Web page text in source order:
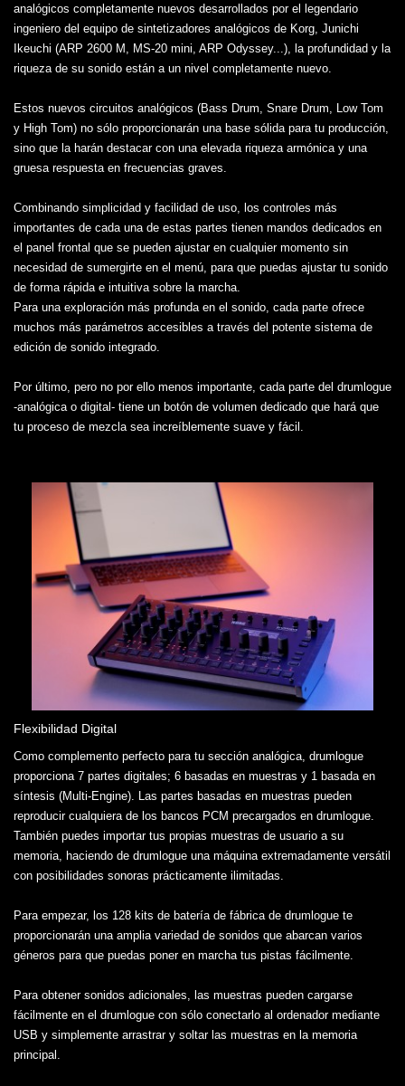
analógicos completamente nuevos desarrollados por el legendario
ingeniero del equipo de sintetizadores analógicos de Korg, Junichi
Ikeuchi (ARP 2600 M, MS-20 mini, ARP Odyssey...), la profundidad y la
riqueza de su sonido están a un nivel completamente nuevo.
Estos nuevos circuitos analógicos (Bass Drum, Snare Drum, Low Tom
y High Tom) no sólo proporcionarán una base sólida para tu producción,
sino que la harán destacar con una elevada riqueza armónica y una
gruesa respuesta en frecuencias graves.
Combinando simplicidad y facilidad de uso, los controles más
importantes de cada una de estas partes tienen mandos dedicados en
el panel frontal que se pueden ajustar en cualquier momento sin
necesidad de sumergirte en el menú, para que puedas ajustar tu sonido
de forma rápida e intuitiva sobre la marcha.
Para una exploración más profunda en el sonido, cada parte ofrece
muchos más parámetros accesibles a través del potente sistema de
edición de sonido integrado.
Por último, pero no por ello menos importante, cada parte del drumlogue
-analógica o digital- tiene un botón de volumen dedicado que hará que
tu proceso de mezcla sea increíblemente suave y fácil.
Flexibilidad Digital
Como complemento perfecto para tu sección analógica, drumlogue
proporciona 7 partes digitales; 6 basadas en muestras y 1 basada en
síntesis (Multi-Engine). Las partes basadas en muestras pueden
reproducir cualquiera de los bancos PCM precargados en drumlogue.
También puedes importar tus propias muestras de usuario a su
memoria, haciendo de drumlogue una máquina extremadamente versátil
con posibilidades sonoras prácticamente ilimitadas.
Para empezar, los 128 kits de batería de fábrica de drumlogue te
proporcionarán una amplia variedad de sonidos que abarcan varios
géneros para que puedas poner en marcha tus pistas fácilmente.
Para obtener sonidos adicionales, las muestras pueden cargarse
fácilmente en el drumlogue con sólo conectarlo al ordenador mediante
USB y simplemente arrastrar y soltar las muestras en la memoria
principal.